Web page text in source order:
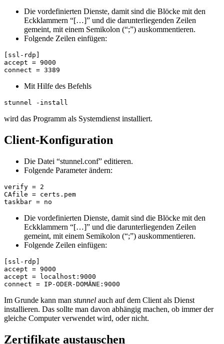
Die vordefinierten Dienste, damit sind die Blöcke mit den
Eckklammern “[…]” und die darunterliegenden Zeilen
gemeint, mit einem Semikolon (“;”) auskommentieren.
Folgende Zeilen einfügen:
[ssl-rdp]
accept = 9000
connect = 3389
Mit Hilfe des Befehls
stunnel -install
wird das Programm als Systemdienst installiert.
Client-Konfiguration
Die Datei “stunnel.conf” editieren.
Folgende Parameter ändern:
verify = 2
CAfile = certs.pem
taskbar = no
Die vordefinierten Dienste, damit sind die Blöcke mit den
Eckklammern “[…]” und die darunterliegenden Zeilen
gemeint, mit einem Semikolon (“;”) auskommentieren.
Folgende Zeilen einfügen:
[ssl-rdp]
accept = 9000
accept = localhost:9000
connect = IP-ODER-DOMÄNE:9000
Im Grunde kann man stunnel auch auf dem Client als Dienst
installieren. Das sollte man davon abhängig machen, ob immer der
gleiche Computer verwendet wird, oder nicht.
Zertifikate austauschen